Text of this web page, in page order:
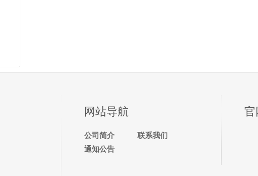
网站导航
公司简介
联系我们
通知公告
官